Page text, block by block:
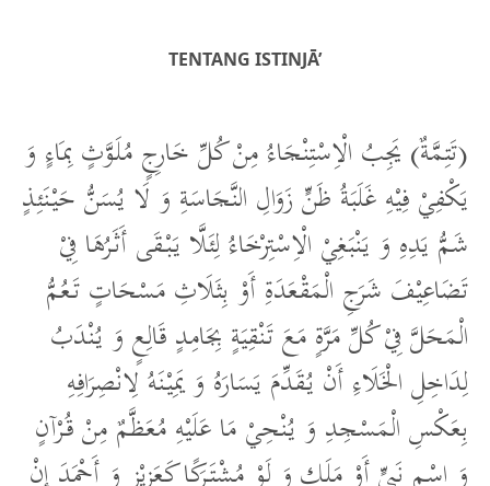
TENTANG ISTINJĀ’
(تَتِمَّةٌ) يَجِبُ الْاِسْتِنْجَاءُ مِنْ كُلِّ خَارِجٍ مُلَوَّثٍ بِمَاءٍ وَ
يَكْفِيْ فِيْهِ غَلَبَةُ ظَنٍّ زَوَالِ النَّجَاسَةِ وَ لَا يُسَنُّ حَيْنَئِذٍ
شَمُّ يَدِهِ وَ يَنْبَغِيْ الْاِسْتِرْخَاءُ لِئَلَّا يَبْقَى أَثَرُهَا فِيْ
تَضَاعِيْفَ شَرَجِ الْمَقْعَدَةِ أَوْ بِثَلَاثِ مَسْحَاتٍ تَعُمُّ
الْمَحَلَّ فِيْ كُلِّ مَرَّةٍ مَعَ تَنْقِيَةٍ بِجَامِدٍ قَالِعٍ وَ يُنْدَبُ
لِدَاخِلِ الْخَلَاءِ أَنْ يُقَدِّمَ يَسَارَهُ وَ يَمِيْنَهُ لِانْصِرَافِهِ
بِعَكْسِ الْمَسْجِدِ وَ يُنْحِيْ مَا عَلَيْهِ مُعَظَّمٌ مِنْ قُرْآنٍ